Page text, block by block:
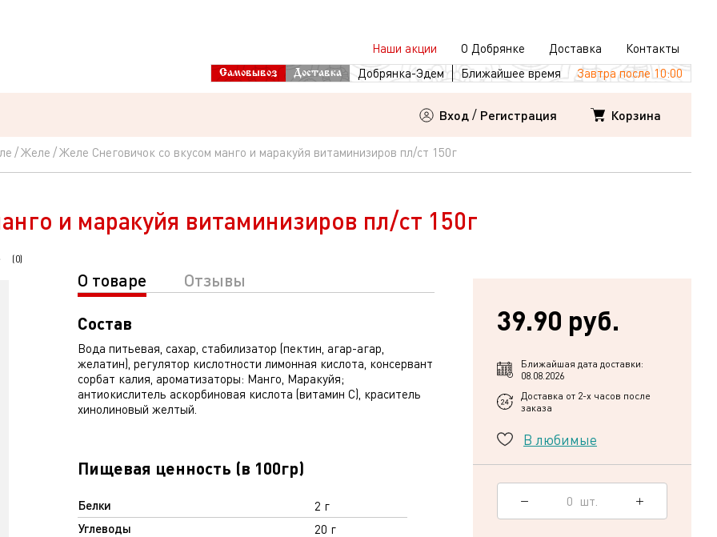
Наши акции О Добрянке Доставка Контакты
Самовывоз Доставка Добрянка-Эдем Ближайшее время Завтра после 10:00
Вход / Регистрация Корзина
Желе Желе Снеговичок со вкусом манго и маракуйя витаминизиров пл/ст 150г
и маракуйя витаминизиров пл/ст 150г
(0)
О товаре
Отзывы
Состав
Вода питьевая, сахар, стабилизатор (пектин, агар-агар,
желатин), регулятор кислотности лимонная кислота, консервант
сорбат калия, ароматизаторы: Манго, Маракуйя;
антиокислитель аскорбиновая кислота (витамин С), краситель
хинолиновый желтый.
Пищевая ценность (в 100гр)
Белки 2 г
Углеводы 20 г
39.90 руб.
Ближайшая дата доставки:
08.08.2026
Доставка от 2-х часов после
заказа
В любимые
0 шт.